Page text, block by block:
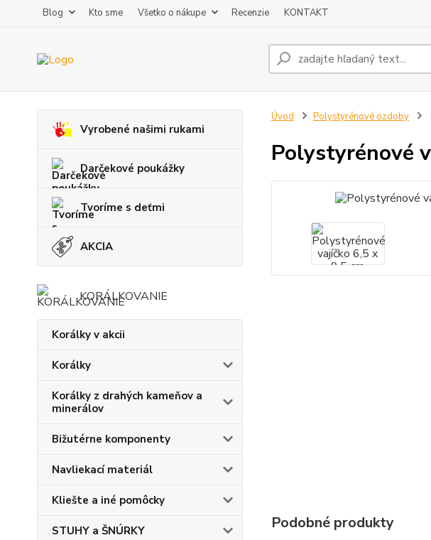
Blog Kto sme Všetko o nákupe Recenzie KONTAKT
Vyrobené našimi rukami
Darčekové poukážky
Tvoríme s deťmi
AKCIA
KORÁLKOVANIE
Korálky v akcii
Korálky
Korálky z drahých kameňov a
minerálov
Bižutérne komponenty
Navliekací materiál
Kliešte a iné pomôcky
STUHY a ŠNÚRKY
Úvod Polystyrénové ozdoby
Polystyrénové
Podobné produkty